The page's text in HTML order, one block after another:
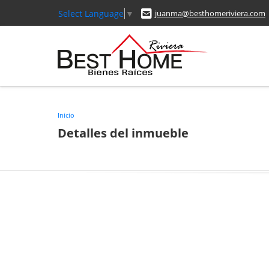
Select Language ▼ juanma@besthomeriviera.com
Inicio
Detalles del inmueble